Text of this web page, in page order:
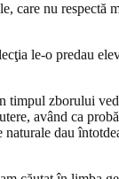
care nu respectă
le-o predau
zborului
având ca
dau